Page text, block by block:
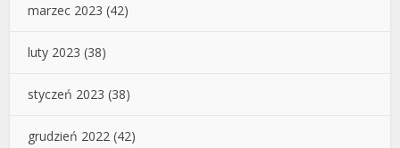
marzec 2023 (42)
luty 2023 (38)
styczeń 2023 (38)
grudzień 2022 (42)